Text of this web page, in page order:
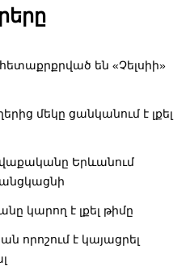
են «Չելսիի»
մեկը ցանկանում է լքել
Երևանում
կարող է լքել թիմը
որոշում է կայացրել